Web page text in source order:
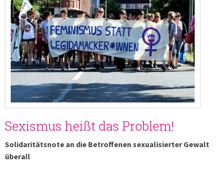
Sexismus heißt das Problem!
Solidaritätsnote an die Betroffenen sexualisierter Gewalt
überall